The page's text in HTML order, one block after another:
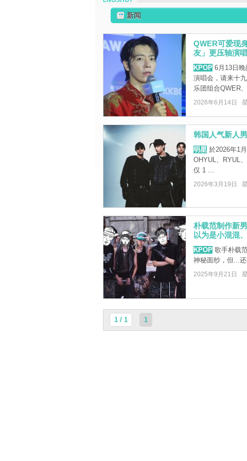
新闻
QWER可爱现
友」更压轴演
KPOP6月13日晚
演唱会，请来十
乐团组合QWER
2026年6月14日
韩国人气新人
明星於2026年1
OHYUL、RYUL
仅 1 ...
2026年3月19日
朴载范制作新
以为是小混混
KPOP歌手朴载
神秘面纱，但...还
2025年9月21日
1 / 1 1